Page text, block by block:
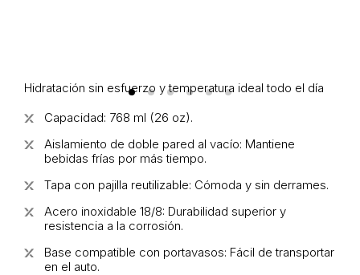
Hidratación sin esfuerzo y temperatura ideal todo el día
Capacidad: 768 ml (26 oz).
Aislamiento de doble pared al vacío: Mantiene
bebidas frías por más tiempo.
Tapa con pajilla reutilizable: Cómoda y sin derrames.
Acero inoxidable 18/8: Durabilidad superior y
resistencia a la corrosión.
Base compatible con portavasos: Fácil de transportar
en el auto.